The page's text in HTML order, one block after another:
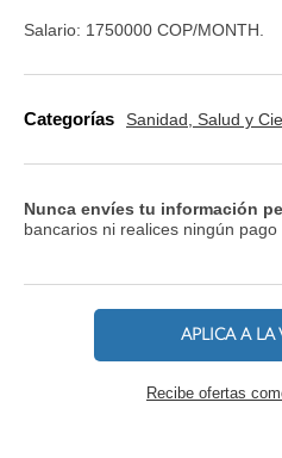
Salario: 1750000 COP/MONTH.
Categorías Sanidad, Salud y
Nunca envíes tu información
bancarios ni realices ningún pago
APLICA A LA
Recibe ofertas